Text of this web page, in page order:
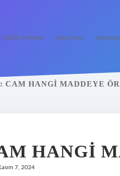
Gizlilik Politikası Yasal Uyarı
CAM HANGI MADDEYE
HANGI
7, 2024